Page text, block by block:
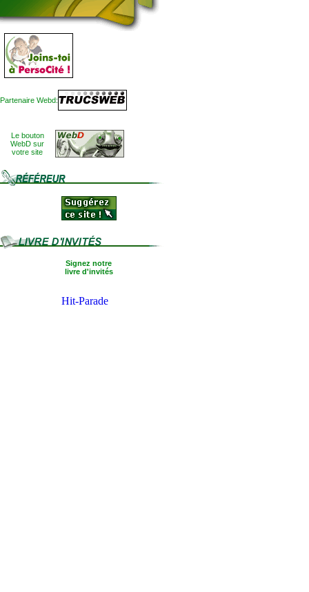
Partenaire Webd:
Le bouton
WebD sur
votre site
Signez notre
livre d'invités